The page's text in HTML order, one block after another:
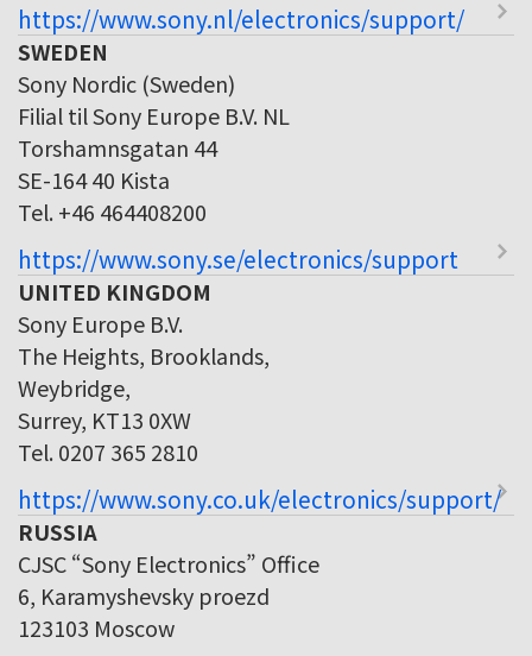
https://www.sony.nl/electronics/support/
SWEDEN
Sony Nordic (Sweden)
Filial til Sony Europe B.V. NL
Torshamnsgatan 44
SE-164 40 Kista
Tel. +46 464408200
https://www.sony.se/electronics/support
UNITED KINGDOM
Sony Europe B.V.
The Heights, Brooklands,
Weybridge,
Surrey, KT13 0XW
Tel. 0207 365 2810
https://www.sony.co.uk/electronics/support/
RUSSIA
CJSC “Sony Electronics” Office
6, Karamyshevsky proezd
123103 Moscow